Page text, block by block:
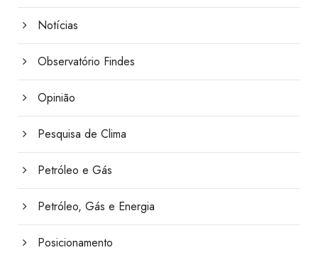
Notícias
Observatório Findes
Opinião
Pesquisa de Clima
Petróleo e Gás
Petróleo, Gás e Energia
Posicionamento